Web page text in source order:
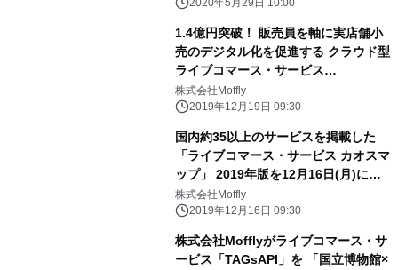
2020年5月29日 10:00
1.4億円突破！ 販売員を軸に実店舗小
売のデジタル化を促進する クラウド型
ライブコマース・サービス
「TAGsAPI」 最高月間流通総額を達
成
株式会社Moffly
2019年12月19日 09:30
国内約35以上のサービスを掲載した
「ライブコマース・サービス カオスマ
ップ」 2019年版を12月16日(月)に公
開！
株式会社Moffly
2019年12月16日 09:30
株式会社Mofflyがライブコマース・サ
ービス「TAGsAPI」を 「国立博物館×